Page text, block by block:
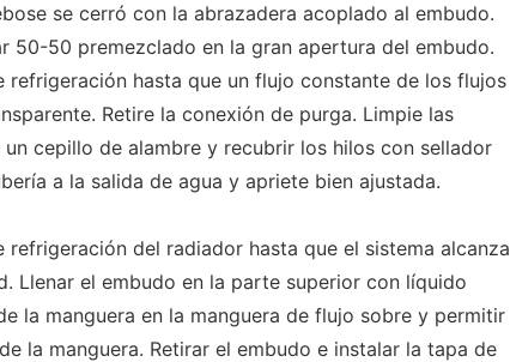
se cerró con la abrazadera acoplado al embudo.
50-50 premezclado en la gran apertura del embudo.
refrigeración hasta que un flujo constante de los flujos
Retire la conexión de purga. Limpie las
cepillo de alambre y recubrir los hilos con sellador
a la salida de agua y apriete bien ajustada.
refrigeración del radiador hasta que el sistema alcanza
Llenar el embudo en la parte superior con líquido
la manguera en la manguera de flujo sobre y permitir
la manguera. Retirar el embudo e instalar la tapa de